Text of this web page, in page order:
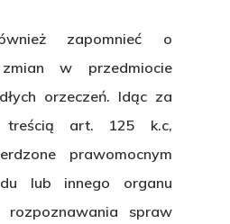
zapomnieć o
w przedmiocie
orzeczeń. Idąc za
treścią art. 125 k.c,
prawomocnym
lub innego organu
rozpoznawania spraw